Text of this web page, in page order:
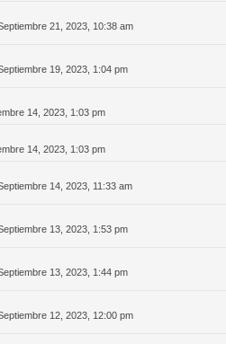
21, 2023, 10:38 am
19, 2023, 1:04 pm
14, 2023, 1:03 pm
14, 2023, 1:03 pm
14, 2023, 11:33 am
13, 2023, 1:53 pm
13, 2023, 1:44 pm
12, 2023, 12:00 pm